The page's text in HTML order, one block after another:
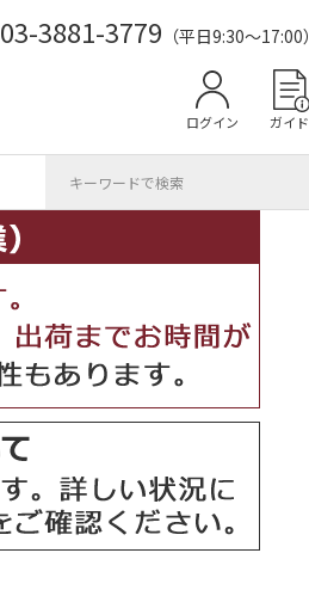
03-3881-3779 （平日9:30～17:00）
ログイン ガイド